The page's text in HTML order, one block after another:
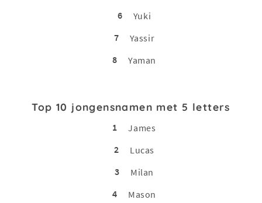
6
Yuki
7
Yassir
8
Yaman
Top 10 jongensnamen met 5 letters
1
James
2
Lucas
3
Milan
4
Mason